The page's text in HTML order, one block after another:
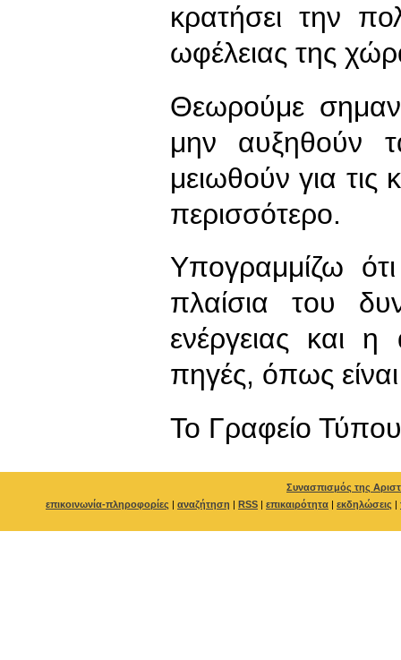
κρατήσει την
ωφέλειας της
Θεωρούμε
μην αυξηθούν
μειωθούν για τις
περισσότερο.
Υπογραμμίζω
πλαίσια του
ενέργειας και
πηγές, όπως
To Γραφείο Τύπου
Συνασπισμός της
επικοινωνία-πληροφορίες | αναζήτηση | RSS | επικαιρότητα | εκδηλώσεις |